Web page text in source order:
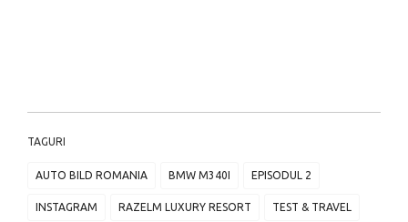
TAGURI
AUTO BILD ROMANIA BMW M340I EPISODUL 2
INSTAGRAM RAZELM LUXURY RESORT TEST & TRAVEL